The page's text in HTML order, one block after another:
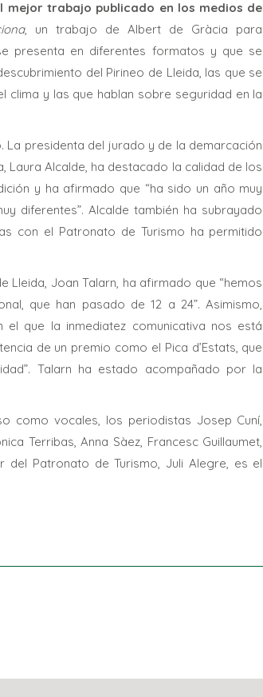
mejor trabajo publicado en los medios de
, un trabajo de Albert de Gràcia para
presenta en diferentes formatos y que se
del Pirineo de Lleida, las que se
clima y las que hablan sobre seguridad en la
presidenta del jurado y de la demarcación
Laura Alcalde, ha destacado la calidad de los
y ha afirmado que “ha sido un año muy
diferentes”. Alcalde también ha subrayado
con el Patronato de Turismo ha permitido
Lleida, Joan Talarn, ha afirmado que “hemos
que han pasado de 12 a 24”. Asimismo,
que la inmediatez comunicativa nos está
de un premio como el Pica d’Estats, que
Talarn ha estado acompañado por la
como vocales, los periodistas Josep Cuní,
Terribas, Anna Sàez, Francesc Guillaumet,
del Patronato de Turismo, Juli Alegre, es el